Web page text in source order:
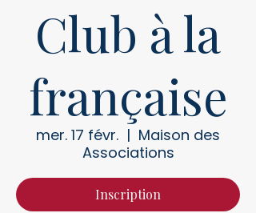
Club à la
française
mer. 17 févr.
  |
Maison des
Associations
Inscription